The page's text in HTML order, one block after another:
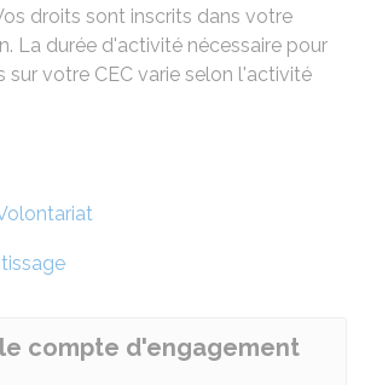
droits sont inscrits dans votre
La durée d'activité nécessaire pour
sur votre CEC varie selon l'activité
compte d'engagement